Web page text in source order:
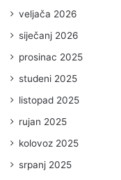
veljača 2026
siječanj 2026
prosinac 2025
studeni 2025
listopad 2025
rujan 2025
kolovoz 2025
srpanj 2025